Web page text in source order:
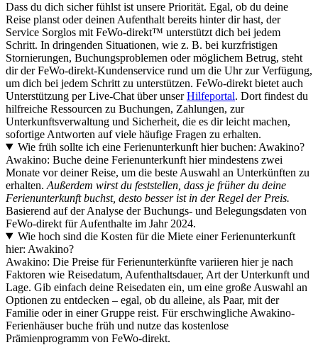
Dass du dich sicher fühlst ist unsere Priorität. Egal, ob du deine
Reise planst oder deinen Aufenthalt bereits hinter dir hast, der
Service Sorglos mit FeWo-direkt™ unterstützt dich bei jedem
Schritt. In dringenden Situationen, wie z. B. bei kurzfristigen
Stornierungen, Buchungsproblemen oder möglichem Betrug, steht
dir der FeWo-direkt-Kundenservice rund um die Uhr zur Verfügung,
um dich bei jedem Schritt zu unterstützen. FeWo-direkt bietet auch
Unterstützung per Live-Chat über unserHilfeportal. Dort findest du
hilfreiche Ressourcen zu Buchungen, Zahlungen, zur
Unterkunftsverwaltung und Sicherheit, die es dir leicht machen,
sofortige Antworten auf viele häufige Fragen zu erhalten.
Wie früh sollte ich eine Ferienunterkunft hier buchen: Awakino?
Awakino: Buche deine Ferienunterkunft hier mindestens zwei
Monate vor deiner Reise, um die beste Auswahl an Unterkünften zu
erhalten. Außerdem wirst du feststellen, dass je früher du deine
Ferienunterkunft buchst, desto besser ist in der Regel der Preis.
Basierend auf der Analyse der Buchungs- und Belegungsdaten von
FeWo-direkt für Aufenthalte im Jahr 2024.
Wie hoch sind die Kosten für die Miete einer Ferienunterkunft
hier: Awakino?
Awakino: Die Preise für Ferienunterkünfte variieren hier je nach
Faktoren wie Reisedatum, Aufenthaltsdauer, Art der Unterkunft und
Lage. Gib einfach deine Reisedaten ein, um eine große Auswahl an
Optionen zu entdecken – egal, ob du alleine, als Paar, mit der
Familie oder in einer Gruppe reist. Für erschwingliche Awakino-
Ferienhäuser buche früh und nutze das kostenlose
Prämienprogramm von FeWo-direkt.